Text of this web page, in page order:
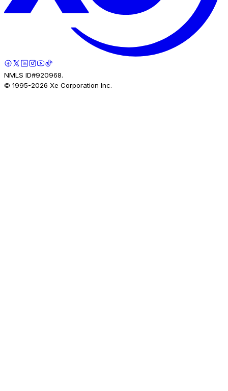
NMLS ID#920968.
© 1995-2026 Xe Corporation Inc.